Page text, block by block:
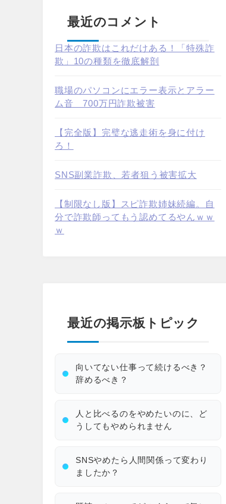
最近のコメント
日本の詐欺はこれだけある！「特殊詐
欺」10の種類を徹底解剖
職場のパソコンにエラー表示とアラー
ム音 700万円詐欺被害
【完全版】完璧な逃走術を身に付け
ろ！
SNS副業詐欺、若者狙う被害拡大
【制限なし版】スピ詐欺姉妹続編。自
分で詐欺師ってもう認めてるやんｗｗ
ｗ
最近の掲示板トピック
向いてない仕事って続けるべき？
辞めるべき？
人と比べるのをやめたいのに、ど
うしてもやめられません
SNSやめたら人間関係って変わり
ましたか？